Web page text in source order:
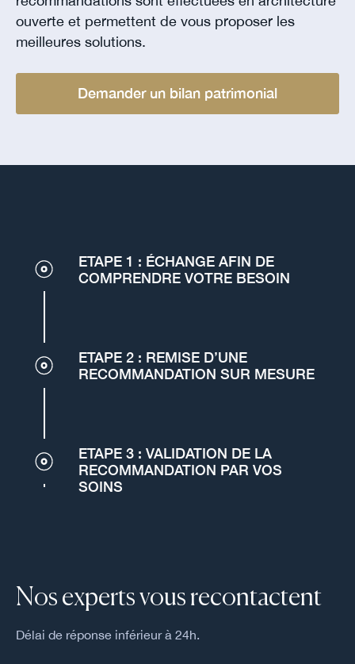
ouverte et permettent de vous proposer les
meilleures solutions.
Demander un bilan patrimonial
ETAPE 1 : ÉCHANGE AFIN DE
COMPRENDRE VOTRE BESOIN
ETAPE 2 : REMISE D’UNE
RECOMMANDATION SUR MESURE
ETAPE 3 : VALIDATION DE LA
RECOMMANDATION PAR VOS
SOINS
Nos experts vous recontactent
Délai de réponse inférieur à 24h.